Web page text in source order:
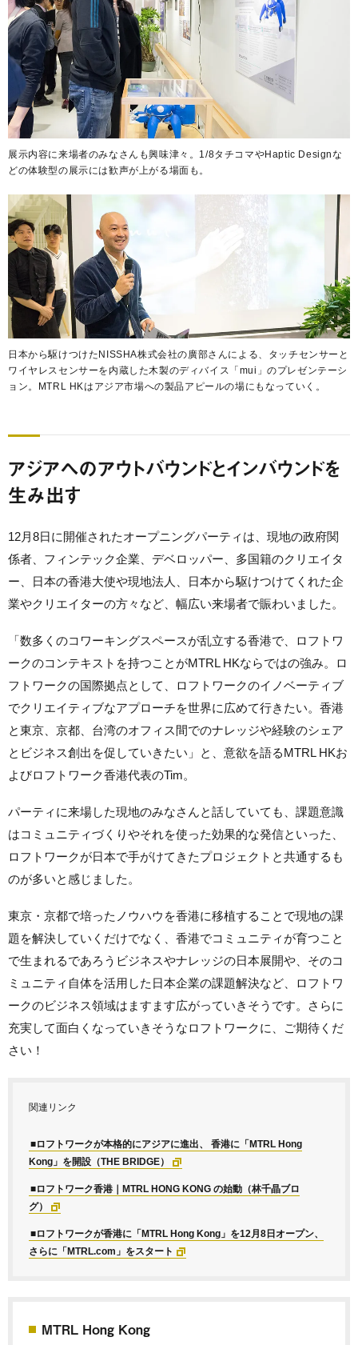
展示内容に来場者のみなさんも興味津々。1/8タチコマやHaptic Designな
どの体験型の展示には歓声が上がる場面も。
日本から駆けつけたNISSHA株式会社の廣部さんによる、タッチセンサーと
ワイヤレスセンサーを内蔵した木製のディバイス「mui」のプレゼンテーシ
ョン。MTRL HKはアジア市場への製品アピールの場にもなっていく。
アジアへのアウトバウンドとインバウンドを
生み出す
12月8日に開催されたオープニングパーティは、現地の政府関
係者、フィンテック企業、デベロッパー、多国籍のクリエイタ
ー、日本の香港大使や現地法人、日本から駆けつけてくれた企
業やクリエイターの方々など、幅広い来場者で賑わいました。
「数多くのコワーキングスペースが乱立する香港で、ロフトワ
ークのコンテキストを持つことがMTRL HKならではの強み。ロ
フトワークの国際拠点として、ロフトワークのイノベーティブ
でクリエイティブなアプローチを世界に広めて行きたい。香港
と東京、京都、台湾のオフィス間でのナレッジや経験のシェア
とビジネス創出を促していきたい」と、意欲を語るMTRL HKお
よびロフトワーク香港代表のTim。
パーティに来場した現地のみなさんと話していても、課題意識
はコミュニティづくりやそれを使った効果的な発信といった、
ロフトワークが日本で手がけてきたプロジェクトと共通するも
のが多いと感じました。
東京・京都で培ったノウハウを香港に移植することで現地の課
題を解決していくだけでなく、香港でコミュニティが育つこと
で生まれるであろうビジネスやナレッジの日本展開や、そのコ
ミュニティ自体を活用した日本企業の課題解決など、ロフトワ
ークのビジネス領域はますます広がっていきそうです。さらに
充実して面白くなっていきそうなロフトワークに、ご期待くだ
さい！
関連リンク
■ロフトワークが本格的にアジアに進出、 香港に「MTRL Hong
Kong」を開設（THE BRIDGE）
■ロフトワーク香港｜MTRL HONG KONG の始動（林千晶ブロ
グ）
■ロフトワークが香港に「MTRL Hong Kong」を12月8日オープン、
さらに「MTRL.com」をスタート
MTRL Hong Kong